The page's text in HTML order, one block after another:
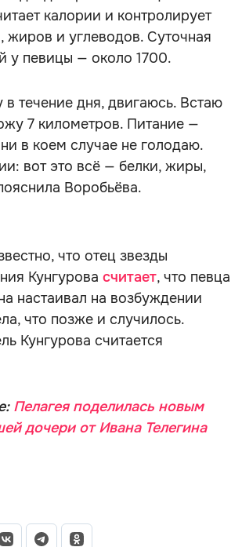
калории и контролирует
жиров и углеводов. Суточная
у певицы — около 1700.
течение дня, двигаюсь. Встаю
7 километров. Питание —
в коем случае не голодаю.
вот это всё — белки, жиры,
Воробьёва.
что отец звезды
Кунгурова считает, что певца
настаивал на возбуждении
что позже и случилось.
Кунгурова считается
Пелагея поделилась новым
дочери от Ивана Телегина